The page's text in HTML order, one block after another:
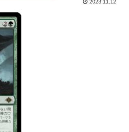
2023.11.12